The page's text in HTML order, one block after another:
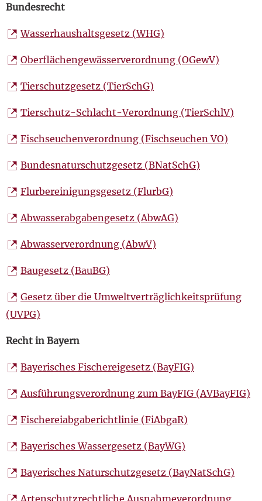
Bundesrecht
Wasserhaushaltsgesetz (WHG)
Oberflächengewässerverordnung (OGewV)
Tierschutzgesetz (TierSchG)
Tierschutz-Schlacht-Verordnung (TierSchlV)
Fischseuchenverordnung (Fischseuchen VO)
Bundesnaturschutzgesetz (BNatSchG)
Flurbereinigungsgesetz (FlurbG)
Abwasserabgabengesetz (AbwAG)
Abwasserverordnung (AbwV)
Baugesetz (BauBG)
Gesetz über die Umweltverträglichkeitsprüfung
(UVPG)
Recht in Bayern
Bayerisches Fischereigesetz (BayFIG)
Ausführungsverordnung zum BayFIG (AVBayFIG)
Fischereiabgaberichtlinie (FiAbgaR)
Bayerisches Wassergesetz (BayWG)
Bayerisches Naturschutzgesetz (BayNatSchG)
Artenschutzrechtliche Ausnahmeverordnung